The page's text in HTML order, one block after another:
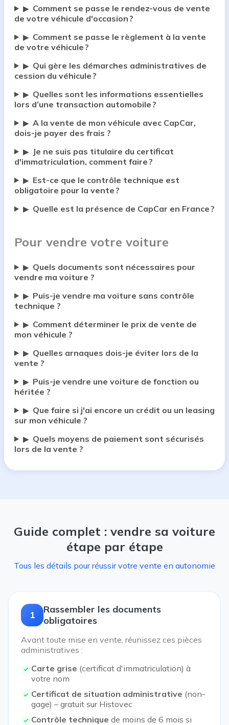
▶ Comment se passe le rendez-vous de vente
de votre véhicule d'occasion ?
▶ Comment se passe le règlement à la vente
de votre véhicule ?
▶ Qui gère les démarches administratives de
cession du véhicule ?
▶ Quelles sont les informations essentielles
lors d’une transaction automobile ?
▶ A la vente de mon véhicule avec CapCar,
dois-je payer des frais ?
▶
Je ne suis pas titulaire du certificat
d'immatriculation, comment faire ?
▶ Est-ce que le contrôle technique est
obligatoire pour la vente ?
▶ Quelle est la présence de CapCar en France ?
Pour vendre votre voiture
▶ Quels documents sont nécessaires pour
vendre ma voiture ?
▶ Puis-je vendre ma voiture sans contrôle
technique ?
▶ Comment déterminer le prix de vente de
mon véhicule ?
▶ Quelles arnaques dois-je éviter lors de la
vente ?
▶ Puis-je vendre une voiture de fonction ou
héritée ?
▶ Que faire si j'ai encore un crédit ou un leasing
sur mon véhicule ?
▶ Quels moyens de paiement sont sécurisés
lors de la vente ?
Guide complet : vendre sa voiture
étape par étape
Tous les détails pour réussir votre vente en autonomie
1
Rassembler les documents
obligatoires
Avant toute mise en vente, réunissez ces pièces
administratives :
Carte grise (certificat d'immatriculation) à
votre nom
Certificat de situation administrative (non-
gage) – gratuit sur Histovec
Contrôle technique de moins de 6 mois si